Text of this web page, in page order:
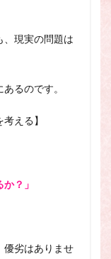
、現実の問題は
るのです。
える】
？」
優劣はありませ